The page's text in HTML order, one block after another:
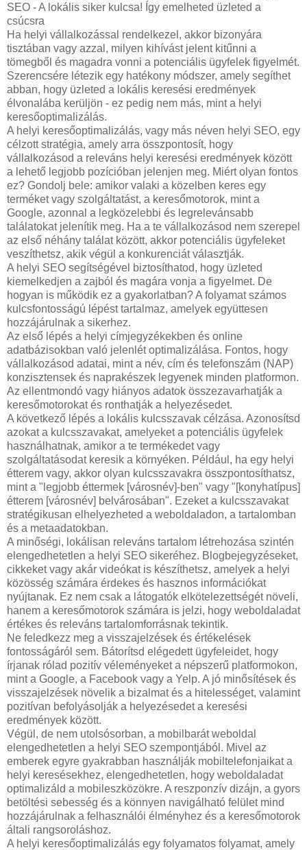
SEO - A lokális siker kulcsa! Így emelheted üzleted a
csúcsra
Ha helyi vállalkozással rendelkezel, akkor bizonyára
tisztában vagy azzal, milyen kihívást jelent kitűnni a
tömegből és magadra vonni a potenciális ügyfelek figyelmét.
Szerencsére létezik egy hatékony módszer, amely segíthet
abban, hogy üzleted a lokális keresési eredmények
élvonalába kerüljön - ez pedig nem más, mint a helyi
keresőoptimalizálás.
A helyi keresőoptimalizálás, vagy más néven helyi SEO, egy
célzott stratégia, amely arra összpontosít, hogy
vállalkozásod a releváns helyi keresési eredmények között
a lehető legjobb pozícióban jelenjen meg. Miért olyan fontos
ez? Gondolj bele: amikor valaki a közelben keres egy
terméket vagy szolgáltatást, a keresőmotorok, mint a
Google, azonnal a legközelebbi és legrelevánsabb
találatokat jelenítik meg. Ha a te vállalkozásod nem szerepel
az első néhány találat között, akkor potenciális ügyfeleket
veszíthetsz, akik végül a konkurenciát választják.
A helyi SEO segítségével biztosíthatod, hogy üzleted
kiemelkedjen a zajból és magára vonja a figyelmet. De
hogyan is működik ez a gyakorlatban? A folyamat számos
kulcsfontosságú lépést tartalmaz, amelyek együttesen
hozzájárulnak a sikerhez.
Az első lépés a helyi címjegyzékekben és online
adatbázisokban való jelenlét optimalizálása. Fontos, hogy
vállalkozásod adatai, mint a név, cím és telefonszám (NAP)
konzisztensek és naprakészek legyenek minden platformon.
Az ellentmondó vagy hiányos adatok összezavarhatják a
keresőmotorokat és ronthatják a helyezésedet.
A következő lépés a lokális kulcsszavak célzása. Azonosítsd
azokat a kulcsszavakat, amelyeket a potenciális ügyfelek
használhatnak, amikor a te termékedet vagy
szolgáltatásodat keresik a környéken. Például, ha egy helyi
étterem vagy, akkor olyan kulcsszavakra összpontosíthatsz,
mint a "legjobb éttermek [városnév]-ben" vagy "[konyhatípus]
étterem [városnév] belvárosában". Ezeket a kulcsszavakat
stratégikusan elhelyezheted a weboldaladon, a tartalomban
és a metaadatokban.
A minőségi, lokálisan releváns tartalom létrehozása szintén
elengedhetetlen a helyi SEO sikeréhez. Blogbejegyzéseket,
cikkeket vagy akár videókat is készíthetsz, amelyek a helyi
közösség számára érdekes és hasznos információkat
nyújtanak. Ez nem csak a látogatók elkötelezettségét növeli,
hanem a keresőmotorok számára is jelzi, hogy weboldaladat
értékes és releváns tartalomforrásnak tekintik.
Ne feledkezz meg a visszajelzések és értékelések
fontosságáról sem. Bátorítsd elégedett ügyfeleidet, hogy
írjanak rólad pozitív véleményeket a népszerű platformokon,
mint a Google, a Facebook vagy a Yelp. A jó minősítések és
visszajelzések növelik a bizalmat és a hitelességet, valamint
pozitívan befolyásolják a helyezésedet a keresési
eredmények között.
Végül, de nem utolsósorban, a mobilbarát weboldal
elengedhetetlen a helyi SEO szempontjából. Mivel az
emberek egyre gyakrabban használják mobiltelefonjaikat a
helyi keresésekhez, elengedhetetlen, hogy weboldaladat
optimalizáld a mobileszközökre. A reszponzív dizájn, a gyors
betöltési sebesség és a könnyen navigálható felület mind
hozzájárulnak a felhasználói élményhez és a keresőmotorok
általi rangsoroláshoz.
A helyi keresőoptimalizálás egy folyamatos folyamat, amely